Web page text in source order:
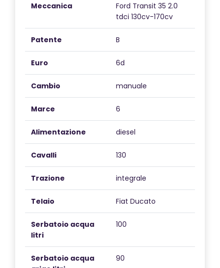
Meccanica
Ford Transit 35 2.0
tdci 130cv-170cv
Patente B
Euro 6d
Cambio manuale
Marce 6
Alimentazione diesel
Cavalli 130
Trazione integrale
Telaio Fiat Ducato
Serbatoio acqua
litri
100
Serbatoio acqua
90